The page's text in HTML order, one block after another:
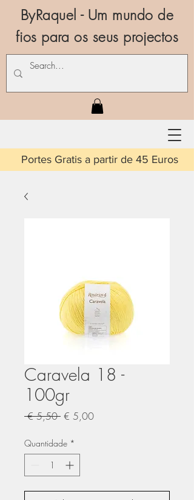
ByRaquel - Um mundo de
fios para os seus projectos
a partir de 45 Euros
Caravela 18 -
100gr
€ 5,50 Preço
€ 5,00Preço
Quantidade *